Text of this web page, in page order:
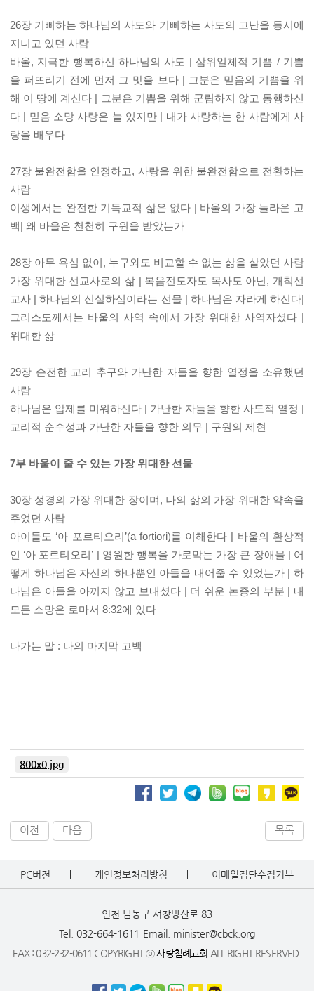
26장 기뻐하는 하나님의 사도와 기뻐하는 사도의 고난을 동시에
지니고 있던 사람
바울, 지극한 행복하신 하나님의 사도 | 삼위일체적 기쁨 / 기쁨
을 퍼뜨리기 전에 먼저 그 맛을 보다 | 그분은 믿음의 기쁨을 위
해 이 땅에 계신다 | 그분은 기쁨을 위해 군림하지 않고 동행하신
다 | 믿음 소망 사랑은 늘 있지만 | 내가 사랑하는 한 사람에게 사
랑을 배우다
27장 불완전함을 인정하고, 사랑을 위한 불완전함으로 전환하는
사람
이생에서는 완전한 기독교적 삶은 없다 | 바울의 가장 놀라운 고
백| 왜 바울은 천천히 구원을 받았는가
28장 아무 욕심 없이, 누구와도 비교할 수 없는 삶을 살았던 사람
가장 위대한 선교사로의 삶 | 복음전도자도 목사도 아닌, 개척선
교사 | 하나님의 신실하심이라는 선물 | 하나님은 자라게 하신다|
그리스도께서는 바울의 사역 속에서 가장 위대한 사역자셨다 |
위대한 삶
29장 순전한 교리 추구와 가난한 자들을 향한 열정을 소유했던
사람
하나님은 압제를 미워하신다 | 가난한 자들을 향한 사도적 열정 |
교리적 순수성과 가난한 자들을 향한 의무 | 구원의 제현
7부 바울이 줄 수 있는 가장 위대한 선물
30장 성경의 가장 위대한 장이며, 나의 삶의 가장 위대한 약속을
주었던 사람
아이들도 ‘아 포르티오리’(a fortiori)를 이해한다 | 바울의 환상적
인 ‘아 포르티오리’ | 영원한 행복을 가로막는 가장 큰 장애물 | 어
떻게 하나님은 자신의 하나뿐인 아들을 내어줄 수 있었는가 | 하
나님은 아들을 아끼지 않고 보내셨다 | 더 쉬운 논증의 부분 | 내
모든 소망은 로마서 8:32에 있다
나가는 말 : 나의 마지막 고백
800x0.jpg
이전 다음 목록
PC버전 개인정보처리방침 이메일집단수집거부
인천 남동구 서창방산로 83
Tel. 032-664-1611 Email. minister@cbck.org
FAX : 032-232-0611 COPYRIGHT ⓒ사랑침례교회 ALL RIGHT RESERVED.